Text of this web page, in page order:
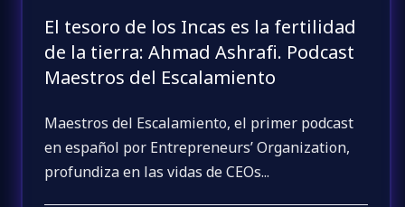
El tesoro de los Incas es la fertilidad
de la tierra: Ahmad Ashrafi. Podcast
Maestros del Escalamiento
Maestros del Escalamiento, el primer podcast
en español por Entrepreneurs’ Organization,
profundiza en las vidas de CEOs...